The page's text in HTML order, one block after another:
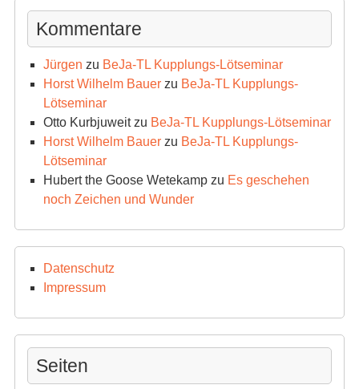
Kommentare
Jürgen zu BeJa-TL Kupplungs-Lötseminar
Horst Wilhelm Bauerzu BeJa-TL Kupplungs-
Lötseminar
Otto Kurbjuweitzu BeJa-TL Kupplungs-Lötseminar
Horst Wilhelm Bauerzu BeJa-TL Kupplungs-
Lötseminar
Hubert the Goose Wetekampzu Es geschehen
noch Zeichen und Wunder
Datenschutz
Impressum
Seiten